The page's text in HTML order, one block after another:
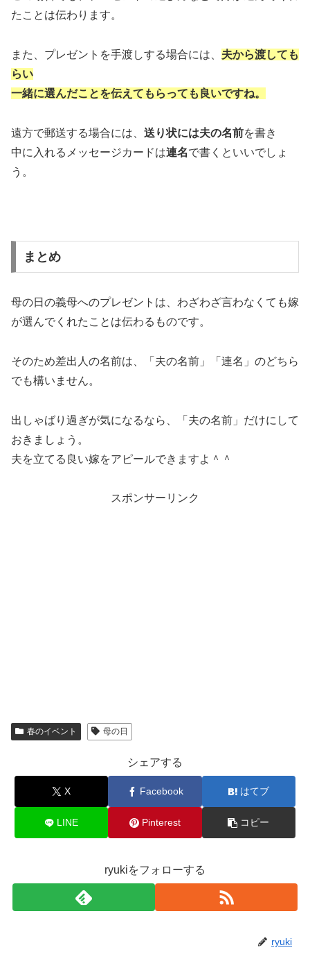
たことは伝わります。
また、プレゼントを手渡しする場合には、 夫から渡しても
らい
一緒に選んだことを伝えてもらっても良いですね。
遠方で郵送する場合には、 送り状には夫の名前を書き
中に入れるメッセージカードは連名で書くといいでしょ
う。
まとめ
母の日の義母へのプレゼントは、わざわざ言わなくても嫁
が選んでくれたことは伝わるものです。
そのため差出人の名前は、「夫の名前」「連名」のどちら
でも構いません。
出しゃばり過ぎが気になるなら、「夫の名前」だけにして
おきましょう。
夫を立てる良い嫁をアピールできますよ＾＾
スポンサーリンク
春のイベント 母の日
シェアする
X Facebook はてブ
LINE Pinterest コピー
ryukiをフォローする
ryuki